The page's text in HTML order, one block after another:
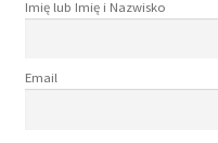
Imię lub Imię i Nazwisko
Email